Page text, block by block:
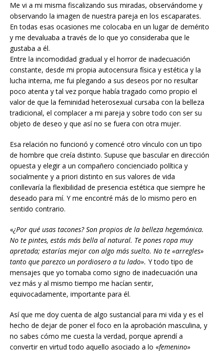
Me vi a mi misma fiscalizando sus miradas, observándome y
observando la imagen de nuestra pareja en los escaparates.
En todas esas ocasiones me colocaba en un lugar de demérito
y me devaluaba a través de lo que yo consideraba que le
gustaba a él.
Entre la incomodidad gradual y el horror de inadecuación
constante, desde mi propia autocensura física y estética y la
lucha interna, me fui plegando a sus deseos por no resultar
poco atenta y tal vez porque había tragado como propio el
valor de que la feminidad heterosexual cursaba con la belleza
tradicional, el complacer a mi pareja y sobre todo con ser su
objeto de deseo y que así no se fuera con otra mujer.
Esa relación no funcionó y comencé otro vínculo con un tipo
de hombre que creía distinto. Supuse que bascular en dirección
opuesta y elegir a un compañero concienciado política y
socialmente y a priori distinto en sus valores de vida
conllevaría la flexibilidad de presencia estética que siempre he
deseado para mí. Y me encontré más de lo mismo pero en
sentido contrario.
«¿Por qué usas tacones? Son propios de la belleza hegemónica.
No te pintes, estás más bella al natural. Te pones ropa muy
apretada; estarías mejor con algo más suelto. No te «arregles»
tanto que parezco un pordiosero a tu lado». Y todo tipo de
mensajes que yo tomaba como signo de inadecuación una
vez más y al mismo tiempo me hacían sentir,
equivocadamente, importante para él.
Así que me doy cuenta de algo sustancial para mi vida y es el
hecho de dejar de poner el foco en la aprobación masculina, y
no sabes cómo me cuesta la verdad, porque aprendí a
convertir en virtud todo aquello asociado a lo «femenino»